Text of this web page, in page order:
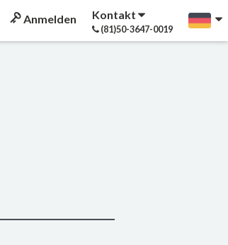
Anmelden Kontakt
(81)50-3647-0019